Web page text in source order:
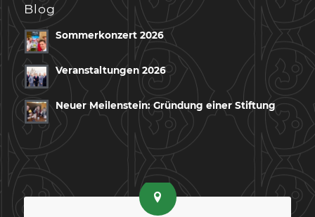
Blog
Sommerkonzert 2026
Veranstaltungen 2026
Neuer Meilenstein: Gründung einer Stiftung